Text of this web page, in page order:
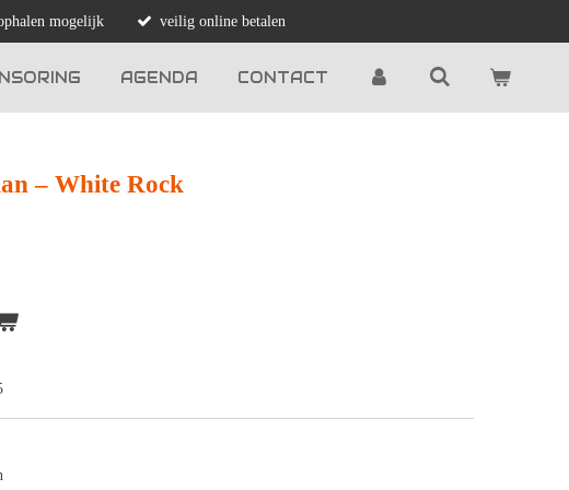
mogelijk veilig online betalen
AGENDA CONTACT
‎– White Rock